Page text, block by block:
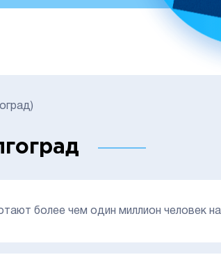
более чем один миллион человек